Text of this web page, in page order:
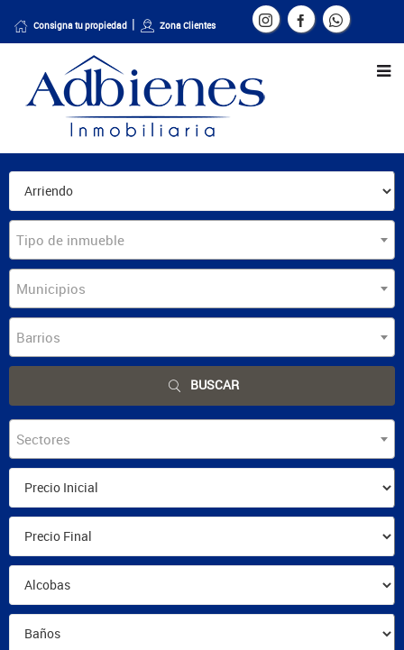
Consigna tu propiedad Zona Clientes
Tipo de inmueble
Municipios
Barrios
BUSCAR
Sectores